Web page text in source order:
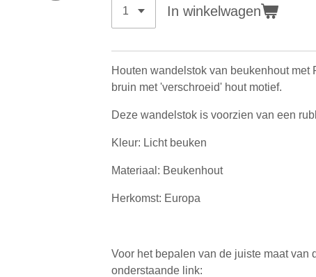
In winkelwagen
Houten wandelstok van beukenhout met
bruin met 'verschroeid' hout motief.
Deze wandelstok is voorzien van een
Kleur: Licht beuken
Materiaal: Beukenhout
Herkomst: Europa
Voor het bepalen van de juiste maat van
onderstaande link: